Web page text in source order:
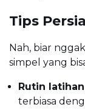
Tips
Nah, biar
simpel yang
Rutin
terbiasa